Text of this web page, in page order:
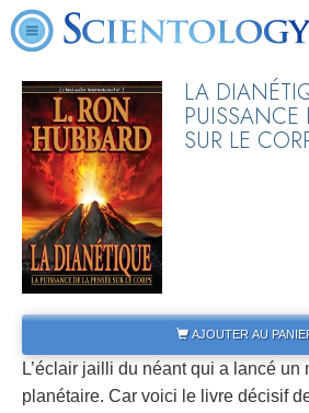
LA
PUISSANCE
SUR LE
AJOUTER AU
L’éclair jailli du néant qui a lancé un
planétaire. Car voici le livre décisif